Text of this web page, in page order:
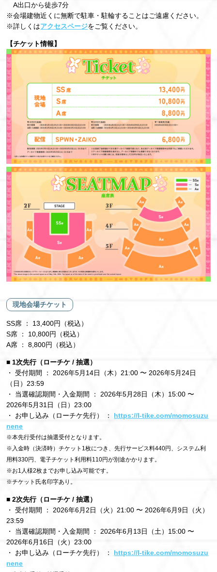
A出口から徒歩7分
※会場建物近くに無断で駐車・駐輪することはご遠慮ください。
※詳しくはアクセスページをご覧ください。
【チケット情報】
現地会場チケット
SS席 ： 13,400円（税込）
S席 ： 10,800円（税込）
A席 ： 8,800円（税込）
■ 1次先行（ローチケ / 抽選）
・ 受付期間 ： 2026年5月14日（木）21:00 〜 2026年5月24日
（日）23:59
・ 当選確認期間・入金期間 ： 2026年5月28日（木）15:00 〜
2026年5月31日（日）23:00
・ お申し込み（ローチケ先行） ： https://l-tike.com/momosuzu
nene
※本先行受付は抽選受付となります。
※入金時（決済時）チケット1枚につき、先行サービス料440円、システム利
用料330円、電子チケット利用料110円が別途かかります。
※お1人様2枚までお申し込み可能です。
※チケット氏名印字あり。
■ 2次先行（ローチケ / 抽選）
・ 受付期間 ： 2026年6月2日（火）21:00 〜 2026年6月9日（火）
23:59
・ 当選確認期間・入金期間 ： 2026年6月13日（土）15:00 〜
2026年6月16日（火）23:00
・ お申し込み（ローチケ先行） ： https://l-tike.com/momosuzu
nene